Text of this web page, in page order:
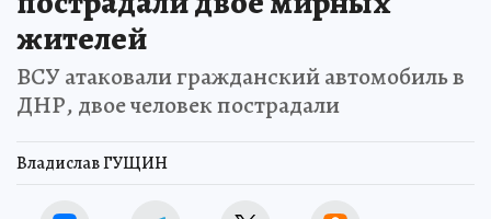
жителей
ВСУ атаковали гражданский автомобиль в
ДНР, двое человек пострадали
Владислав ГУЩИН